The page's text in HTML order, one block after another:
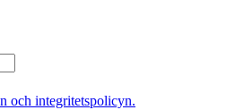
och integritetspolicyn.